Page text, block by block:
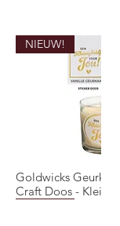
NIEUW!
Goldwicks
Craft Doos -